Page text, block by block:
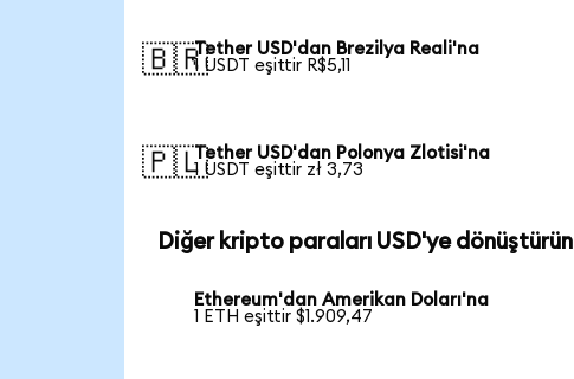
🇧🇷Tether USD'dan Brezilya Reali'na
1 USDT eşittir R$5,11
🇵🇱Tether USD'dan Polonya Zlotisi'na
1 USDT eşittir zł 3,73
Diğer kripto paraları USD'ye dönüştürün
Ethereum'dan Amerikan Doları'na
1 ETH eşittir $1.909,47